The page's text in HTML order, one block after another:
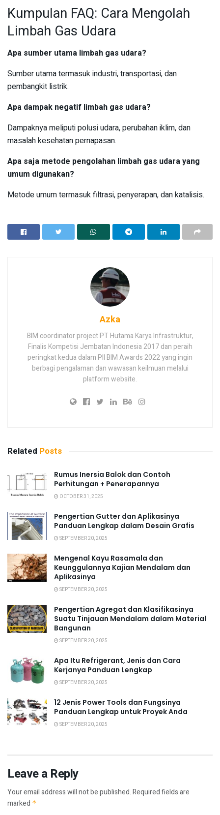
Kumpulan FAQ: Cara Mengolah
Limbah Gas Udara
Apa sumber utama limbah gas udara?
Sumber utama termasuk industri, transportasi, dan
pembangkit listrik.
Apa dampak negatif limbah gas udara?
Dampaknya meliputi polusi udara, perubahan iklim, dan
masalah kesehatan pernapasan.
Apa saja metode pengolahan limbah gas udara yang
umum digunakan?
Metode umum termasuk filtrasi, penyerapan, dan katalisis.
Azka
BIM coordinator project PT Hutama Karya Infrastruktur,
Finalis Kompetisi Jembatan Indonesia 2017 dan peraih
peringkat kedua dalam PII BIM Awards 2022 yang ingin
berbagi pengalaman dan wawasan keilmuan melalui
platform website.
Related Posts
Rumus Inersia Balok dan Contoh
Perhitungan + Penerapannya
OCTOBER 31, 2025
Pengertian Gutter dan Aplikasinya
Panduan Lengkap dalam Desain Grafis
SEPTEMBER 20, 2025
Mengenal Kayu Rasamala dan
Keunggulannya Kajian Mendalam dan
Aplikasinya
SEPTEMBER 20, 2025
Pengertian Agregat dan Klasifikasinya
Suatu Tinjauan Mendalam dalam Material
Bangunan
SEPTEMBER 20, 2025
Apa Itu Refrigerant, Jenis dan Cara
Kerjanya Panduan Lengkap
SEPTEMBER 20, 2025
12 Jenis Power Tools dan Fungsinya
Panduan Lengkap untuk Proyek Anda
SEPTEMBER 20, 2025
Leave a Reply
Your email address will not be published.Required fields are
marked *